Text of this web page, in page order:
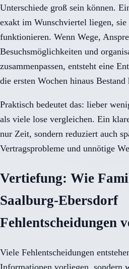
Unterschiede groß sein können.
exakt im Wunschviertel liegen,
funktionieren. Wenn Wege,
Besuchsmöglichkeiten und
zusammenpassen, entsteht eine
die ersten Wochen hinaus Bestand
Praktisch bedeutet das: lieber
als viele lose vergleichen. Ein
nur Zeit, sondern reduziert auch
Vertragsprobleme und unnötige
Vertiefung: Wie
Saalburg-Ebersdorf
Fehlentscheidungen
Viele Fehlentscheidungen
Informationen vorliegen, sondern